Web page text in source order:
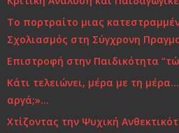
Το πορτραίτο μιας
Σχολιασμός στη Σύγχρονη
Επιστροφή στην Παιδικότητα
Κάτι τελειώνει, μέρα με τη
αργά;»…
Χτίζοντας την Ψυχική